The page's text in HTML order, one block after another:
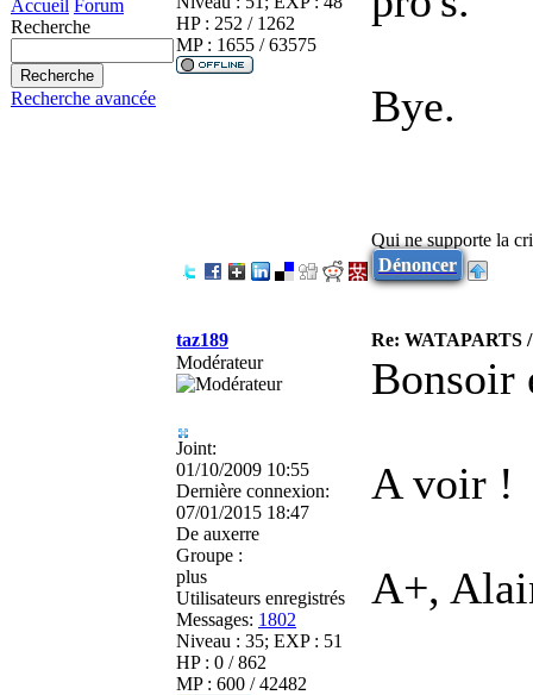
Accueil Forum
Recherche
Recherche avancée
HP : 252 / 1262
MP : 1655 / 63575
Bye.
Qui ne supporte la
Dénoncer
taz189
Re: WATAPARTS
Modérateur
Joint:
01/10/2009 10:55
Dernière connexion:
07/01/2015 18:47
De auxerre
Groupe :
plus
Utilisateurs enregistrés
Messages: 1802
Niveau : 35; EXP : 51
HP : 0 / 862
MP : 600 / 42482
Bonsoir
A voir !
A+,